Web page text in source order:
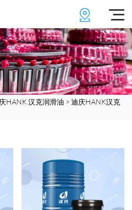
HANK 汉克润滑油 > 迪庆HANK汉克